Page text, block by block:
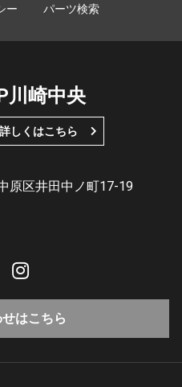
ー パーツ検索
川崎中央
詳しくはこちら
原区井田中ノ町17-19
はこちら